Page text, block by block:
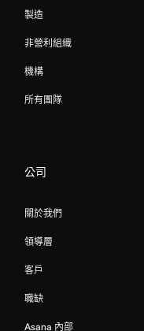
製造
非營利組織
機構
所有團隊
公司
關於我們
領導層
客戶
職缺
Asana 內部